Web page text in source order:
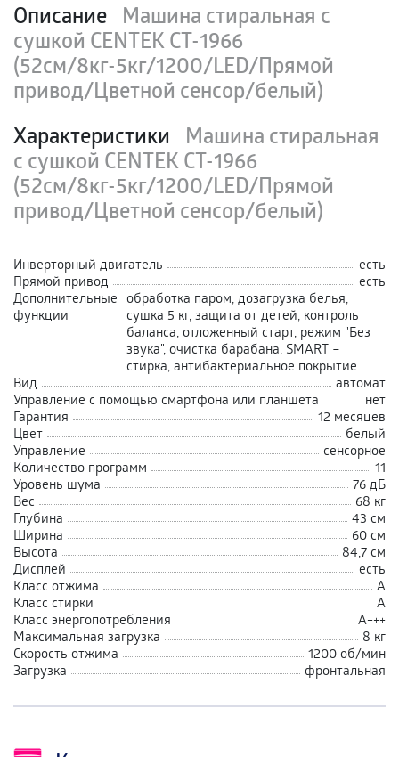
Описание Машина стиральная c
сушкой CENTEK CT-1966
(52см/8кг-5кг/1200/LED/Прямой
привод/Цветной сенсор/белый)
Характеристики
Машина стиральная
c сушкой CENTEK CT-1966
(52см/8кг-5кг/1200/LED/Прямой
привод/Цветной сенсор/белый)
Инверторный двигатель
есть
Прямой привод
есть
Дополнительные
функции
обработка паром, дозагрузка белья,
сушка 5 кг, защита от детей, контроль
баланса, отложенный старт, режим "Без
звука", очистка барабана, SMART –
стирка, антибактериальное покрытие
Вид
автомат
Управление с помощью смартфона или планшета
нет
Гарантия
12 месяцев
Цвет
белый
Управление
сенсорное
Количество программ
11
Уровень шума
76 дБ
Вес
68 кг
Глубина
43 см
Ширина
60 см
Высота
84,7 см
Дисплей
есть
Класс отжима
А
Класс стирки
А
Класс энергопотребления
A+++
Максимальная загрузка
8 кг
Скорость отжима
1200 об/мин
Загрузка
фронтальная